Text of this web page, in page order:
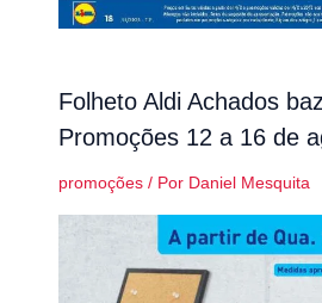
Folheto Aldi Achados
Promoções 12 a 16 de
promoções/ Por Daniel Mesquita